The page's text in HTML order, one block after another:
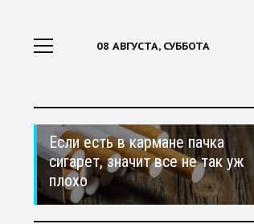
08 АВГУСТА, СУББОТА
Если есть в кармане пачка
сигарет, значит все не так уж
плохо